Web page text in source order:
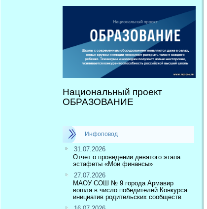
Национальный проект
ОБРАЗОВАНИЕ
Инфоповод
31.07.2026
Отчет о проведении девятого этапа
эстафеты «Мои финансы»
27.07.2026
МАОУ СОШ № 9 города Армавир
вошла в число победителей Конкурса
инициатив родительских сообществ